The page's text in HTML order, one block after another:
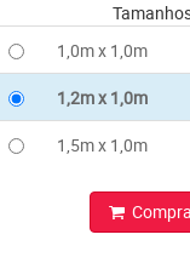
1,0m x 1,0m
1,2m x 1,0m
1,5m x 1,0m